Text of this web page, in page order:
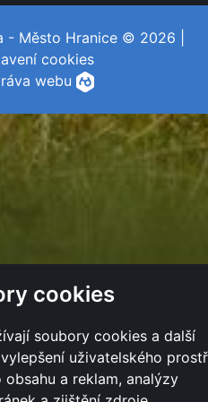
cookies
soubory cookies a další
uživatelského
a reklam, analýzy
- Město Hranice © 2026 |
cookies
webu